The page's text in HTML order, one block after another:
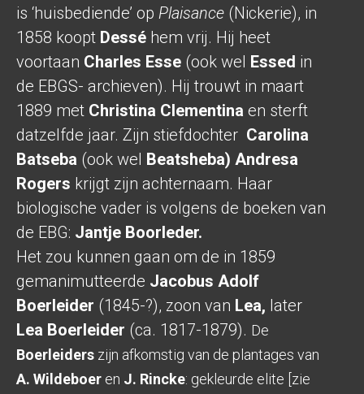
is ‘huisbediende’ op Plaisance (Nickerie), in
1858 koopt Dessé hem vrij. Hij heet
voortaan Charles Esse (ook wel Essed in
de EBGS- archieven). Hij trouwt in maart
1889 met Christina Clementina en sterft
datzelfde jaar. Zijn stiefdochter Carolina
Batseba (ook wel Beatsheba) Andresa
Rogers krijgt zijn achternaam. Haar
biologische vader is volgens de boeken van
de EBG: Jantje Boorleder.
Het zou kunnen gaan om de in 1859
gemanimutteerde Jacobus Adolf
Boerleider (1845-?), zoon van Lea, later
Lea Boerleider (ca. 1817-1879). De
Boerleiders zijn afkomstig van de plantages van
A. Wildeboer en J. Rincke: gekleurde elite [zie